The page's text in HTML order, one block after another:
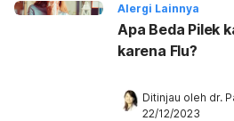
Alergi Lainnya
Apa Beda Pilek
karena Flu?
Ditinjau oleh dr.
22/12/2023